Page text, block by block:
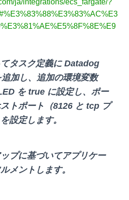
ja/integrations/ecs_fargate/?
てタスク定義に Datadog
加し、追加の環境変数
を true に設定し、ポー
トポート（8126 と tcp プ
設定します。
プに基づいてアプリケー
メントします。